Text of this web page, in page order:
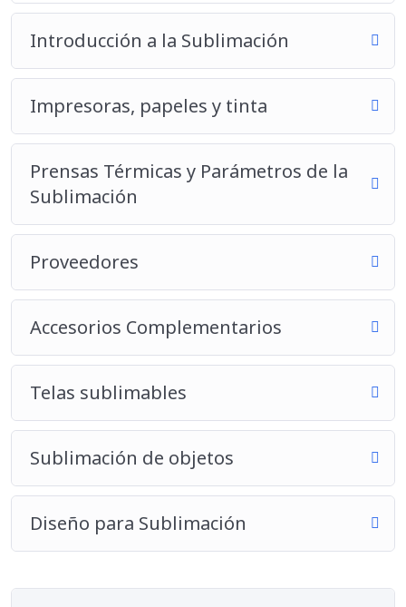
Introducción a la Sublimación
Impresoras, papeles y tinta
Prensas Térmicas y Parámetros de la
Sublimación
Proveedores
Accesorios Complementarios
Telas sublimables
Sublimación de objetos
Diseño para Sublimación